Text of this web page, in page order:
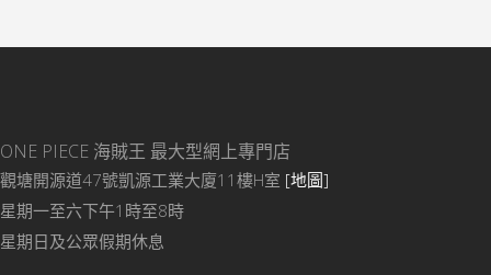
ONE PIECE 海賊王 最大型網上專門店
觀塘開源道47號凱源工業大廈11樓H室 [地圖]
星期一至六下午1時至8時
星期日及公眾假期休息